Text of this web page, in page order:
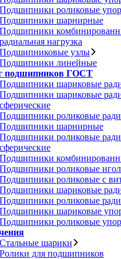
Подшипники роликовые
Подшипники шарнирные
Подшипники
радиальная нагрузка
Подшипниковые узлы
Подшипники линейные
подшипников ГОСТ
Подшипники шариковые
Подшипники шариковые
сферические
Подшипники роликовые
Подшипники шарнирные
Подшипники роликовые
сферические
Подшипники
Подшипники роликовые
Подшипники роликовые с
Подшипники шариковые
Подшипники роликовые
Подшипники шариковые
Подшипники роликовые
Стальные шарики
Ролики для подшипников